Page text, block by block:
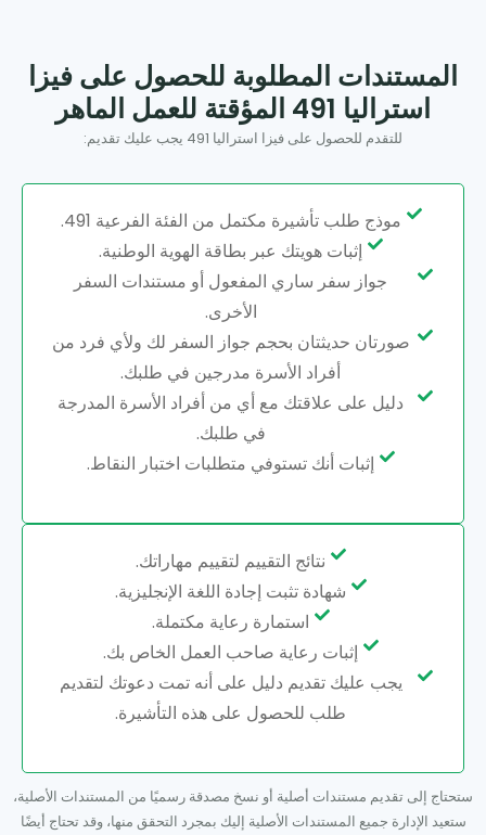
المستندات المطلوبة للحصول على فيزا
استراليا 491 المؤقتة للعمل الماهر
للتقدم للحصول على فيزا استراليا 491 يجب عليك تقديم:
موذج طلب تأشيرة مكتمل من الفئة الفرعية 491.
إثبات هويتك عبر بطاقة الهوية الوطنية.
جواز سفر ساري المفعول أو مستندات السفر
الأخرى.
صورتان حديثتان بحجم جواز السفر لك ولأي فرد من
أفراد الأسرة مدرجين في طلبك.
دليل على علاقتك مع أي من أفراد الأسرة المدرجة
في طلبك.
إثبات أنك تستوفي متطلبات اختبار النقاط.
نتائج التقييم لتقييم مهاراتك.
شهادة تثبت إجادة اللغة الإنجليزية.
استمارة رعاية مكتملة.
إثبات رعاية صاحب العمل الخاص بك.
يجب عليك تقديم دليل على أنه تمت دعوتك لتقديم
طلب للحصول على هذه التأشيرة.
ستحتاج إلى تقديم مستندات أصلية أو نسخ مصدقة رسميًا من المستندات الأصلية،
ستعيد الإدارة جميع المستندات الأصلية إليك بمجرد التحقق منها، وقد تحتاج أيضًا